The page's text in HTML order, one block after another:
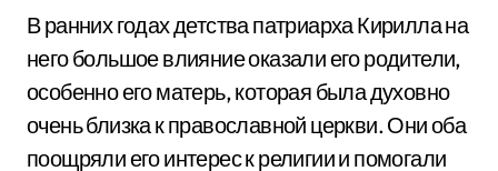
В ранних годах детства патриарха Кирилла на
него большое влияние оказали его родители,
особенно его матерь, которая была духовно
очень близка к православной церкви. Они оба
поощряли его интерес к религии и помогали